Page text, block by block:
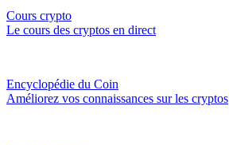
Cours crypto
Le cours des cryptos en direct
Encyclopédie du Coin
Améliorez vos connaissances sur les cryptos